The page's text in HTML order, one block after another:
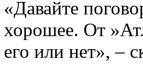
«Давайте
хорошее. От
его или нет», –